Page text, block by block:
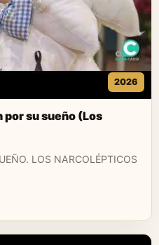
2026
por su sueño (Los
LOS NARCOLÉPTICOS